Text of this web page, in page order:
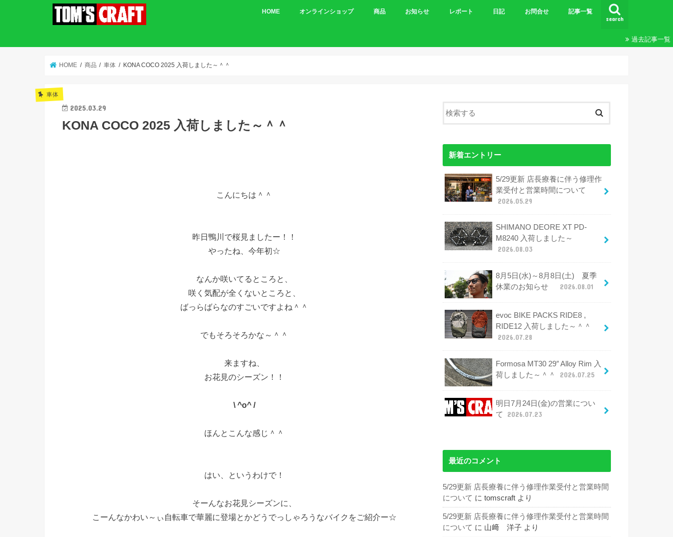
search
HOME オンラインショップ 商品 お知らせ レポート 日記 お問合せ 記事一覧
過去記事一覧
HOME 商品 車体 KONA COCO 2025 入荷しました～＾＾
車体
2025.03.29
KONA COCO 2025 入荷しました～＾＾
こんにちは＾＾
昨日鴨川で桜見ましたー！！
やったね、今年初☆
なんか咲いてるところと、
咲く気配が全くないところと、
ばっらばらなのすごいですよね＾＾
でもそろそろかな～＾＾
来ますね、
お花見のシーズン！！
\ ^o^ /
ほんとこんな感じ＾＾
はい、というわけで！
そーんなお花見シーズンに、
こーんなかわい～ぃ自転車で華麗に登場とかどうでっしゃろうなバイクをご紹介ー☆
新着エントリー
5/29更新 店長療養に伴う修理作
業受付と営業時間について
2026.05.29
SHIMANO DEORE XT PD-
M8240 入荷しました～
2026.08.03
8月5日(水)～8月8日(土) 夏季
休業のお知らせ
2026.08.01
evoc BIKE PACKS RIDE8 ,
RIDE12 入荷しました～＾＾
2026.07.28
Formosa MT30 29″ Alloy Rim 入
荷しました～＾＾
2026.07.25
明日7月24日(金)の営業につい
て
2026.07.23
最近のコメント
5/29更新 店長療養に伴う修理作業受付と営業時間
について に tomscraft より
5/29更新 店長療養に伴う修理作業受付と営業時間
について に 山﨑 洋子 より